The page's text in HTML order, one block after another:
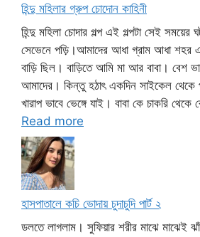
হিন্দু মহিলার গ্রুপ চোদোন কাহিনী
হিন্দু মহিলা চোদার গল্প এই গল্পটা সেই
সেভেনে পড়ি।আমাদের আধা গ্রাম আধা শহর
বাড়ি ছিল। বাড়িতে আমি মা আর বাবা। বেশ
আমাদের। কিন্তু হঠাৎ একদিন সাইকেল থেকে
খারাপ ভাবে ভেঙ্গে যাই। বাবা কে চাকরি
Read more
হাসপাতালে কচি ভোদায় চুদাচুদি পার্ট ২
ডলতে লাগলাম। সুফিয়ার শরীর মাঝে মাঝেই